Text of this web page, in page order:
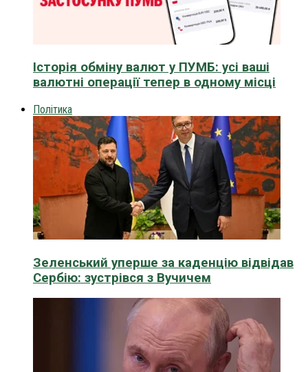
Історія обміну валют у ПУМБ: усі ваші
валютні операції тепер в одному місці
Політика
Зеленський уперше за каденцію відвідав
Сербію: зустрівся з Вучичем